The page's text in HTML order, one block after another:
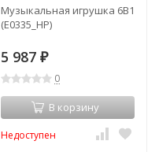
Музыкальная игрушка 6В1
(E0335_HP)
5 987 ₽
0
В корзину
Недоступен